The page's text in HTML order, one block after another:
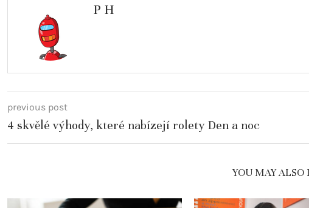
P H
previous post
4 skvělé výhody, které nabízejí rolety Den a noc
YOU MAY ALSO